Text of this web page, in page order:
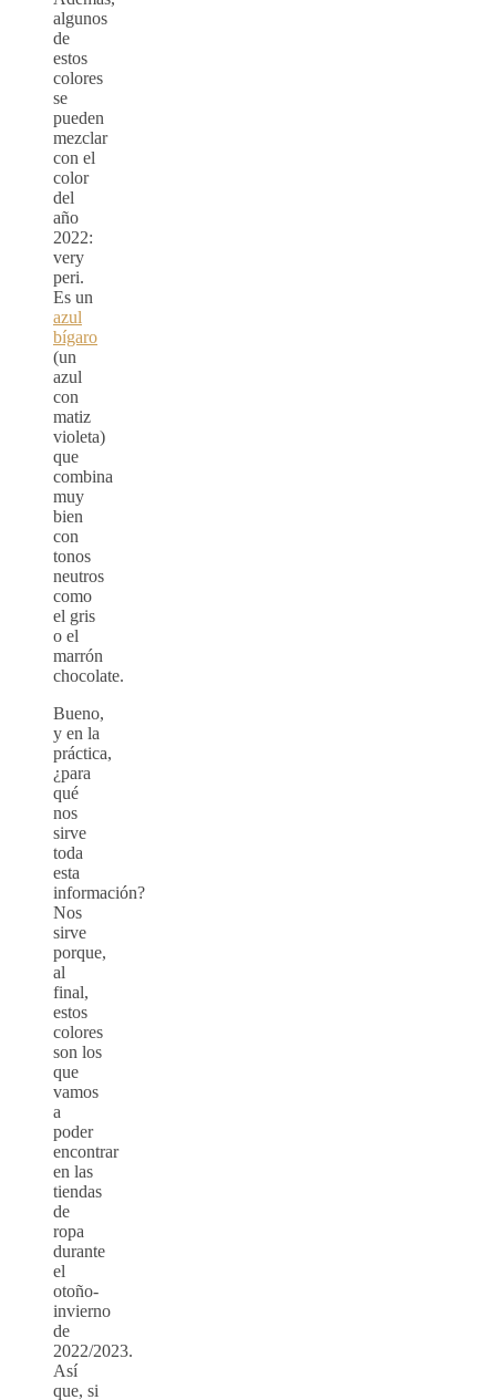
algunos
de
estos
colores
se
pueden
mezclar
con el
color
del
año
2022:
very
peri.
Es un
azul
bígaro
(un
azul
con
matiz
violeta)
que
combina
muy
bien
con
tonos
neutros
como
el gris
o el
marrón
chocolate.
Bueno,
y en la
práctica,
¿para
qué
nos
sirve
toda
esta
información?
Nos
sirve
porque,
al
final,
estos
colores
son los
que
vamos
a
poder
encontrar
en las
tiendas
de
ropa
durante
el
otoño-
invierno
de
2022/2023.
Así
que, si